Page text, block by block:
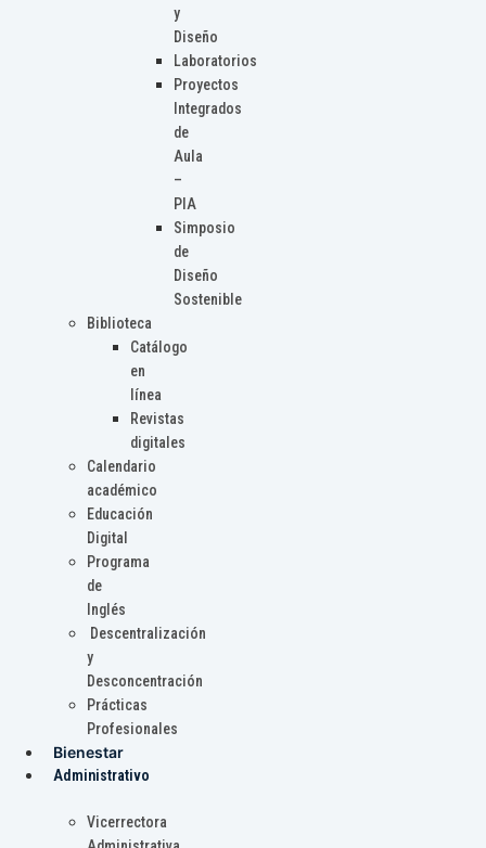
y
Diseño
Laboratorios
Proyectos
Integrados
de
Aula
–
PIA
Simposio
de
Diseño
Sostenible
Biblioteca
Catálogo
en
línea
Revistas
digitales
Calendario
académico
Educación
Digital
Programa
de
Inglés
Descentralización
y
Desconcentración
Prácticas
Profesionales
Bienestar
Administrativo
Vicerrectora